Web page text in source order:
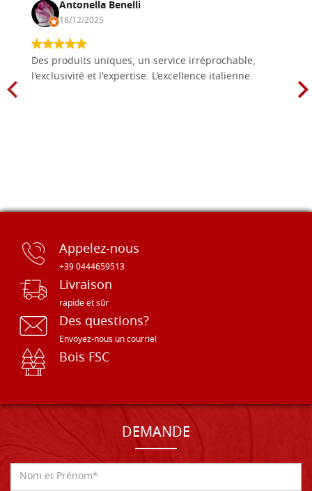
Antonella Benelli
18/12/2025
Des produits uniques, un service irréprochable,
l'exclusivité et l'expertise. L'excellence italienne.
Appelez-nous
+39 0444659513
Livraison
rapide et sûr
Des questions?
Envoyez-nous un courriel
Bois FSC
DEMANDE